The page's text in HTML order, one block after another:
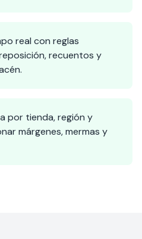
real con reglas
recuentos y
por tienda, región y
márgenes, mermas y